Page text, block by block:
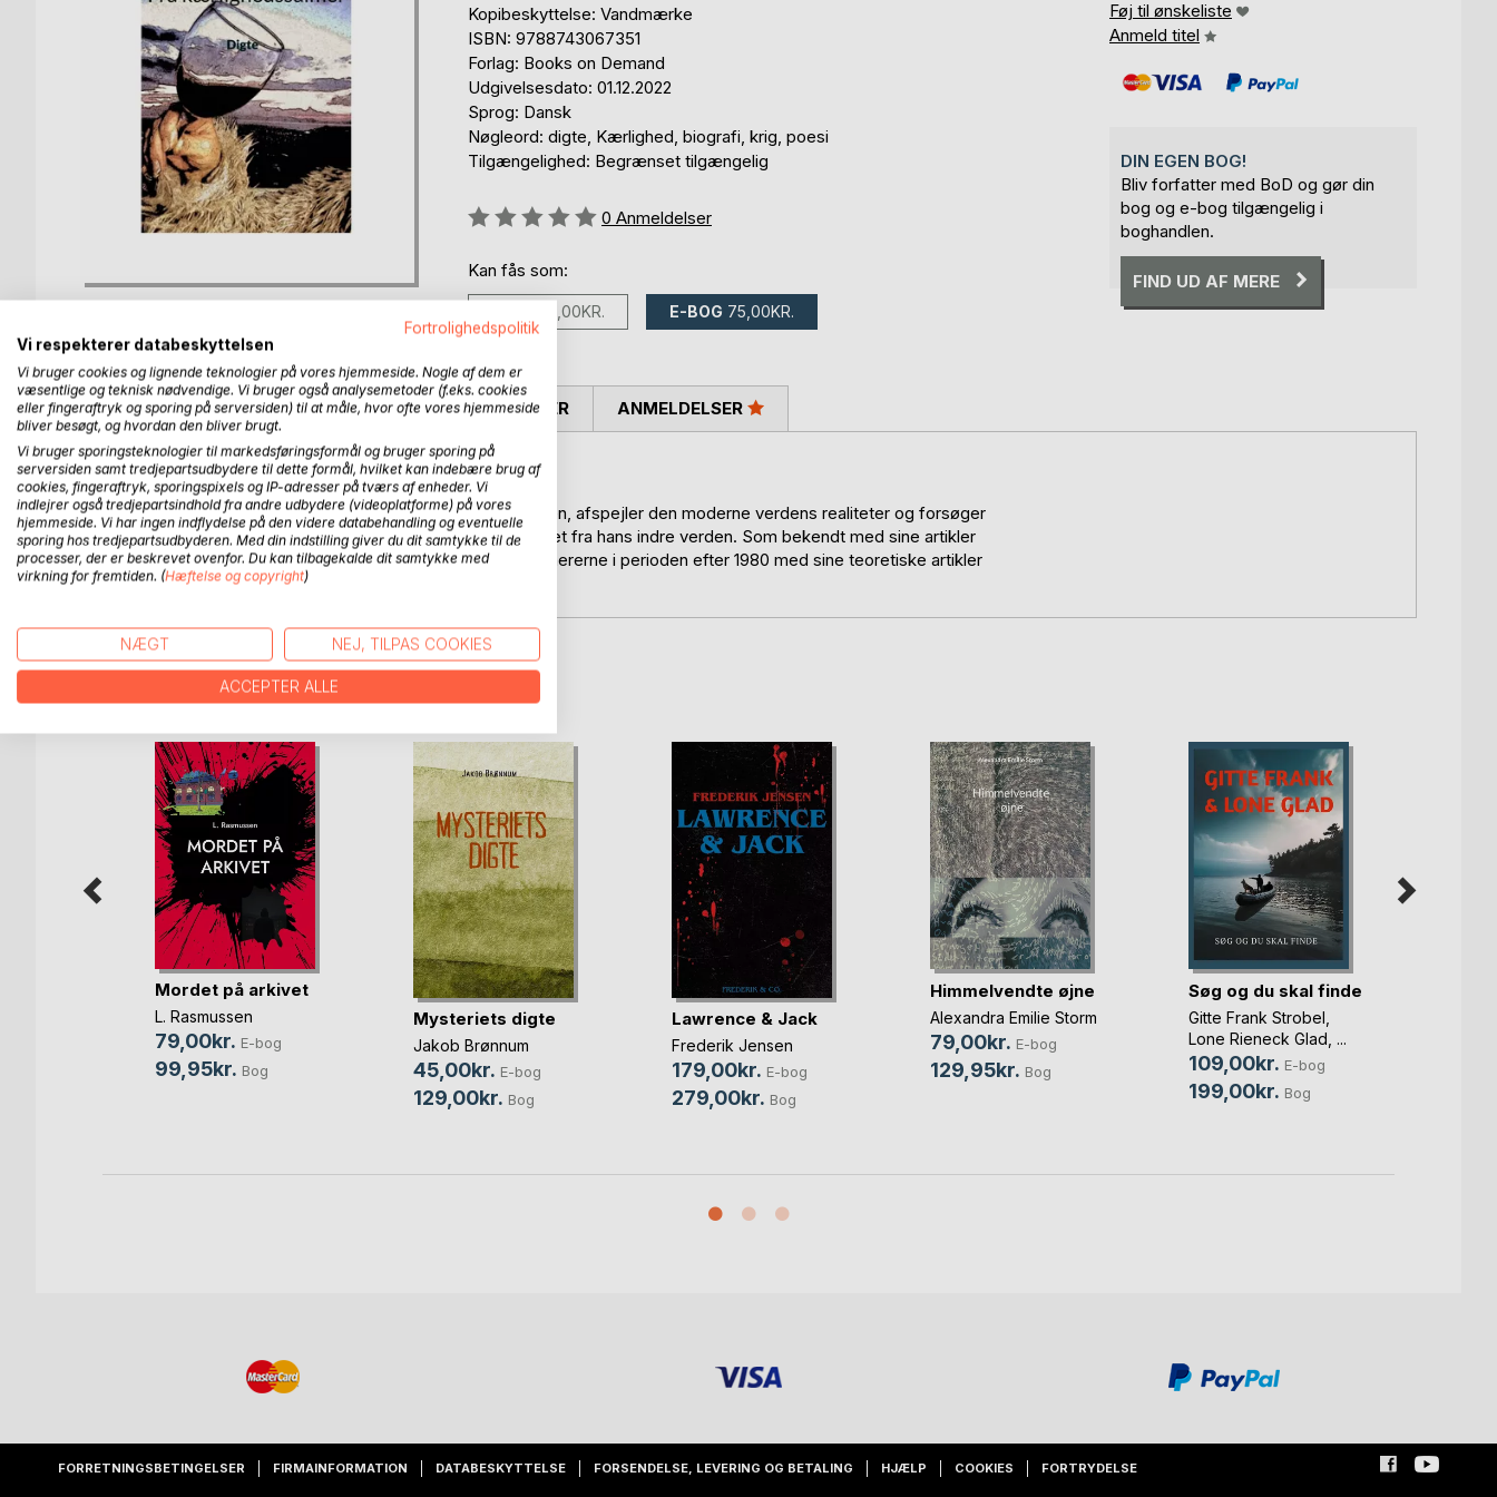
Kopibeskyttelse: Vandmærke
ISBN: 9788743067351
Forlag: Books on Demand
Udgivelsesdato: 01.12.2022
Sprog: Dansk
Nøgleord: digte, Kærlighed, biografi, krig, poesi
Tilgængelighed: Begrænset tilgængelig
Anmeldelse::
0 Anmeldelser
Kan fås som:
100,00KR. E-BOG 75,00KR.
Føj til ønskeliste
Anmeld titel
DIN EGEN BOG!
Bliv forfatter med BoD og gør din
bog og e-bog tilgængelig i
boghandlen.
FIND UD AF MERE
BESKRIVELSE
Uddrag fra Metin Cengiz biografi:
Hans poesi drager fordel af traditionen ved at udfordre den, afspejler den moderne verdens realiteter og forsøger
at uddybe dem i dybden med livets realiteter som afspejlet fra hans indre verden. Som bekendt med sine artikler
om poesi i sin tidlige periode, er digteren blevet en af pionererne i perioden efter 1980 med sine teoretiske artikler
og diskussioner om poesi
FORFATTER PRESSEN SKRIVER ANMELDELSER
FLERE TITLER HOSBoD
Mordet på arkivet
L. Rasmussen
79,00kr. E-bog
99,95kr. Bog
Mysteriets digte
Jakob Brønnum
45,00kr. E-bog
129,00kr. Bog
Lawrence & Jack
Frederik Jensen
179,00kr. E-bog
279,00kr. Bog
Himmelvendte øjne
Alexandra Emilie Storm
79,00kr. E-bog
129,95kr. Bog
Søg og du skal finde
Gitte Frank Strobel
Lone Rieneck Glad , ...
109,00kr. E-bog
199,00kr. Bog
FORRETNINGSBETINGELSER FIRMAINFORMATION DATABESKYTTELSE FORSENDELSE, LEVERING OG BETALING HJÆLP COOKIES FORTRYDELSE
Fortrolighedspolitik
Vi respekterer databeskyttelsen
Vi bruger cookies og lignende teknologier på vores hjemmeside. Nogle af dem er
væsentlige og teknisk nødvendige. Vi bruger også analysemetoder (f.eks. cookies
eller fingeraftryk og sporing på serversiden) til at måle, hvor ofte vores hjemmeside
bliver besøgt, og hvordan den bliver brugt.
Vi bruger sporingsteknologier til markedsføringsformål og bruger sporing på
serversiden samt tredjepartsudbydere til dette formål, hvilket kan indebære brug af
cookies, fingeraftryk, sporingspixels og IP-adresser på tværs af enheder. Vi
indlejrer også tredjepartsindhold fra andre udbydere (videoplatforme) på vores
hjemmeside. Vi har ingen indflydelse på den videre databehandling og eventuelle
sporing hos tredjepartsudbyderen. Med din indstilling giver du dit samtykke til de
processer, der er beskrevet ovenfor. Du kan tilbagekalde dit samtykke med
virkning for fremtiden. (Hæftelse og copyright)
NÆGT NEJ, TILPAS COOKIES
ACCEPTER ALLE